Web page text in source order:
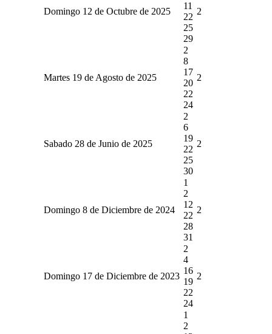
Domingo 12 de Octubre de 2025
11
22
25
29
2
Martes 19 de Agosto de 2025
2
8
17
20
22
24
2
Sabado 28 de Junio de 2025
2
6
19
22
25
30
2
Domingo 8 de Diciembre de 2024
1
2
12
22
28
31
2
Domingo 17 de Diciembre de 2023
2
4
16
19
22
24
2
1
2